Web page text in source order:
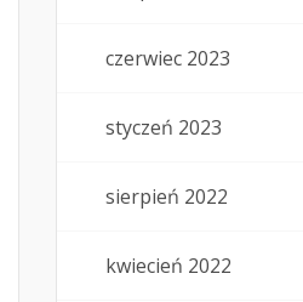
czerwiec 2023
styczeń 2023
sierpień 2022
kwiecień 2022